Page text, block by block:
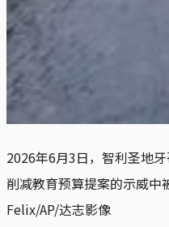
2026年6月3日，智利圣地
削减教育预算提案的示威
Felix/AP/达志影像